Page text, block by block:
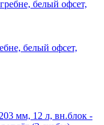
белый офсет,